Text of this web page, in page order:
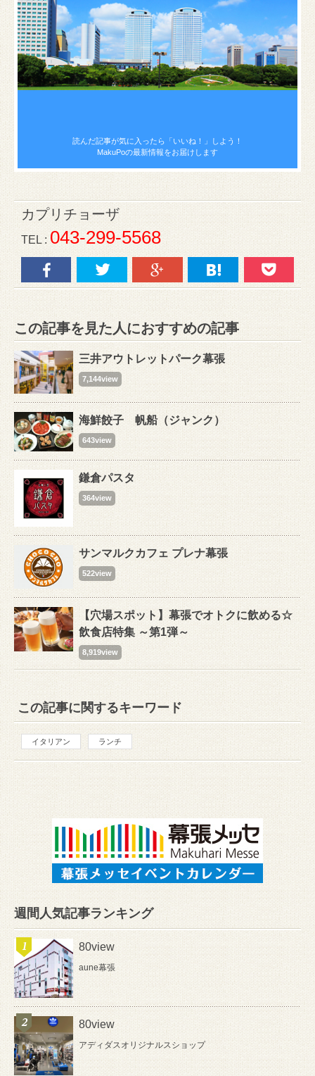
読んだ記事が気に入ったら 「いいね！」しよう！
MakuPoの最新情報をお届けします
カプリチョーザ
TEL :043-299-5568
この記事を見た人におすすめの記事
三井アウトレットパーク幕張
7,144view
海鮮餃子 帆船（ジャンク）
643view
鎌倉パスタ
364view
サンマルクカフェ プレナ幕張
522view
【穴場スポット】幕張でオトクに飲める☆
飲食店特集 ～第1弾～
8,919view
この記事に関するキーワード
イタリアン ランチ
週間人気記事ランキング
80view
aune幕張
80view
アディダスオリジナルスショップ